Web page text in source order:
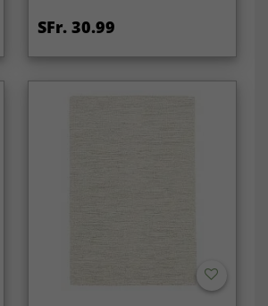
SFr. 30.99